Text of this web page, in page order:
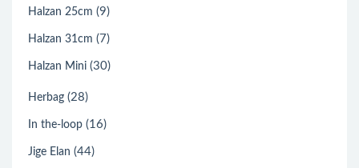
Halzan 25cm (9)
Halzan 31cm (7)
Halzan Mini (30)
Herbag (28)
In the-loop (16)
Jige Elan (44)